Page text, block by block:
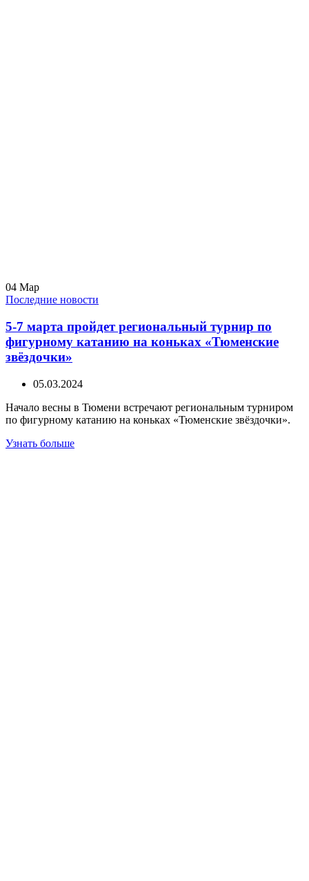
04 Мар
Последние новости
5-7 марта пройдет региональный турнир по
фигурному катанию на коньках «Тюменские
звёздочки»
05.03.2024
Начало весны в Тюмени встречают региональным турниром
по фигурному катанию на коньках «Тюменские звёздочки».
Узнать больше